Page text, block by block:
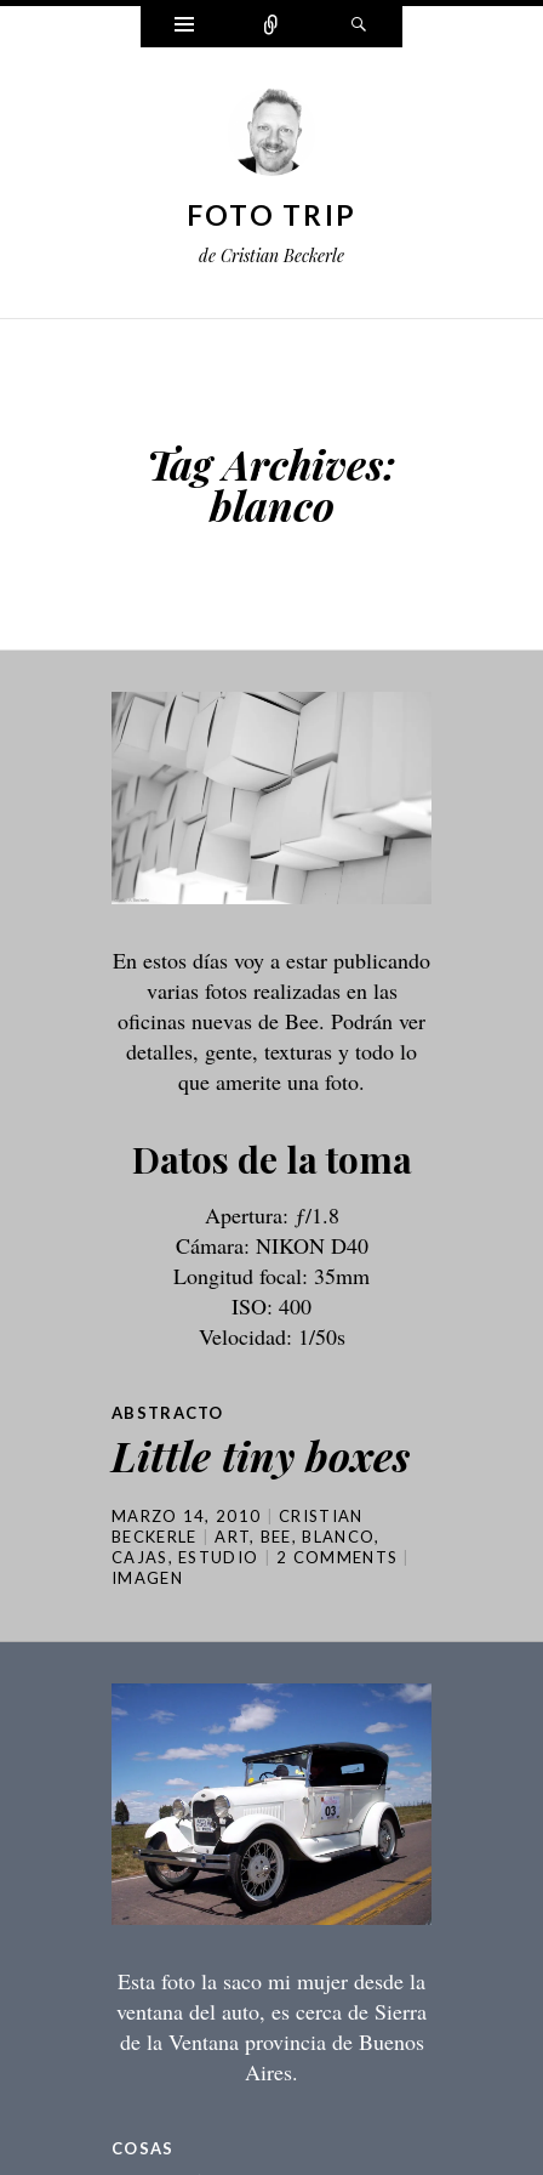
Widgets Connect
FOTO TRIP
de Cristian Beckerle
Tag Archives:
blanco
En estos días voy a estar publicando
varias fotos realizadas en las
oficinas nuevas de Bee. Podrán ver
detalles, gente, texturas y todo lo
que amerite una foto.
Datos de la toma
Apertura: ƒ/1.8
Cámara: NIKON D40
Longitud focal: 35mm
ISO: 400
Velocidad: 1/50s
ABSTRACTO
Little tiny boxes
MARZO 14, 2010
CRISTIAN
BECKERLE
ART, BEE,BLANCO,
CAJAS,ESTUDIO
2 COMMENTS
IMAGEN
Esta foto la saco mi mujer desde la
ventana del auto, es cerca de Sierra
de la Ventana provincia de Buenos
Aires.
COSAS